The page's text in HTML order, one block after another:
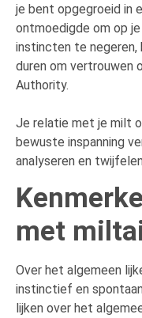
je bent opgegroeid in
ontmoedigde om op
instincten te negeren,
duren om vertrouwen
Authority.
Je relatie met je milt
bewuste inspanning
analyseren en
met
Over het algemeen
instinctief en
lijken over het